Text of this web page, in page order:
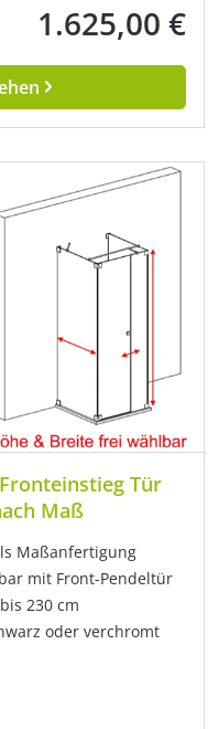
Regulärer Preis:
1.625,00 €
Tür
Eck an Seitenwand nach Maß
Maßanfertigung
mit Front-Pendeltür
230 cm
oder verchromt